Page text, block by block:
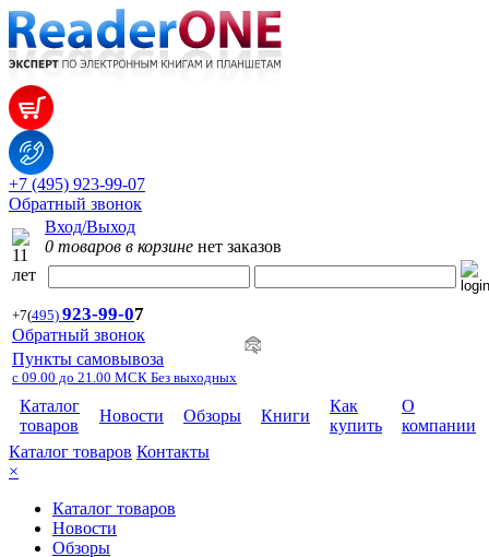
+7 (495) 923-99-07
Обратный звонок
Вход/Выход
0 товаров в корзине нет заказов
+7(495) 923-99-07
Обратный звонок
Пункты самовывоза
с 09.00 до 21.00 МСК Без выходных
Каталог
товаров
Новости Обзоры Книги
Как
купить
О
компании
Каталог товаров Контакты
×
Каталог товаров
Новости
Обзоры